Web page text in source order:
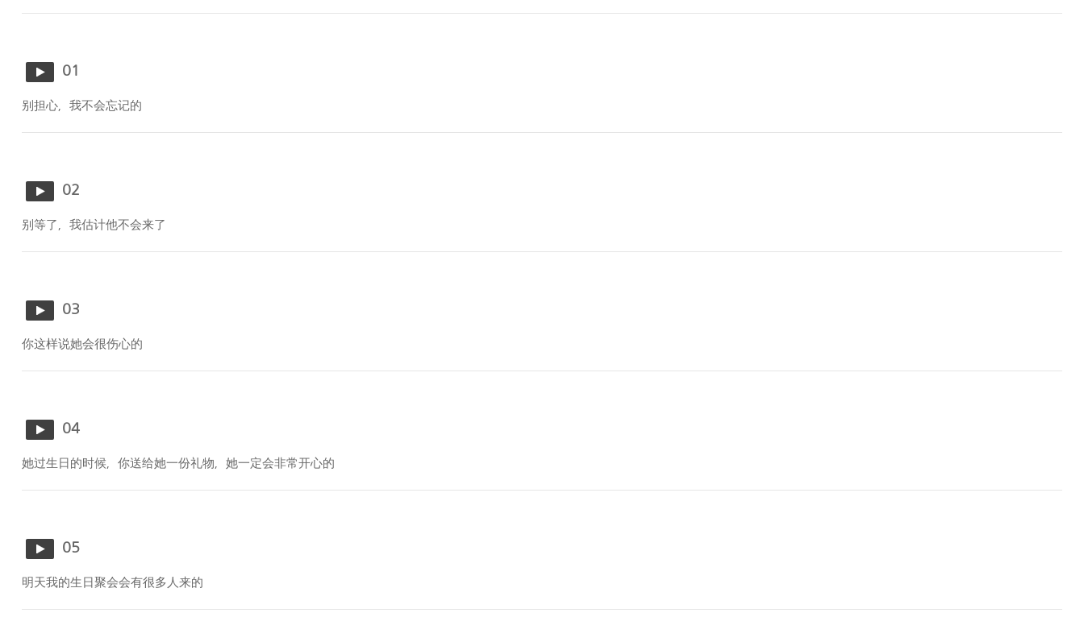
01
别担心，我不会忘记的
02
别等了，我估计他不会来了
03
你这样说她会很伤心的
04
她过生日的时候，你送给她一份礼物，她一定会非常开心的
05
明天我的生日聚会会有很多人来的